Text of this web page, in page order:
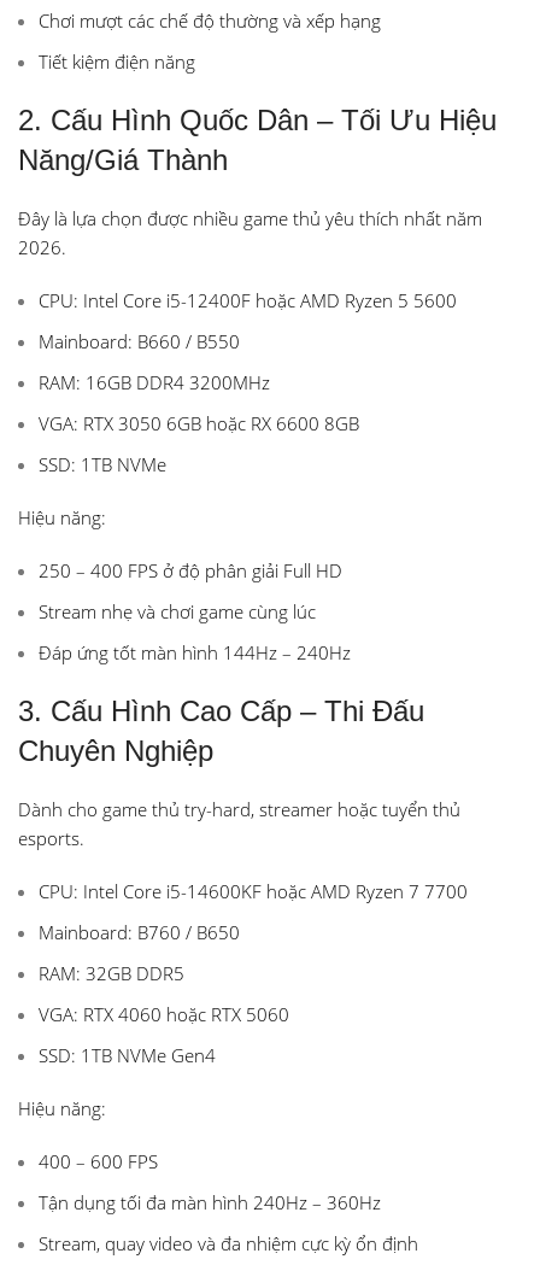
Chơi mượt các chế độ thường và xếp hạng
Tiết kiệm điện năng
2. Cấu Hình Quốc Dân – Tối Ưu Hiệu
Năng/Giá Thành
Đây là lựa chọn được nhiều game thủ yêu thích nhất năm
2026.
CPU: Intel Core i5-12400F hoặc AMD Ryzen 5 5600
Mainboard: B660 / B550
RAM: 16GB DDR4 3200MHz
VGA: RTX 3050 6GB hoặc RX 6600 8GB
SSD: 1TB NVMe
Hiệu năng:
250 – 400 FPS ở độ phân giải Full HD
Stream nhẹ và chơi game cùng lúc
Đáp ứng tốt màn hình 144Hz – 240Hz
3. Cấu Hình Cao Cấp – Thi Đấu
Chuyên Nghiệp
Dành cho game thủ try-hard, streamer hoặc tuyển thủ
esports.
CPU: Intel Core i5-14600KF hoặc AMD Ryzen 7 7700
Mainboard: B760 / B650
RAM: 32GB DDR5
VGA: RTX 4060 hoặc RTX 5060
SSD: 1TB NVMe Gen4
Hiệu năng:
400 – 600 FPS
Tận dụng tối đa màn hình 240Hz – 360Hz
Stream, quay video và đa nhiệm cực kỳ ổn định